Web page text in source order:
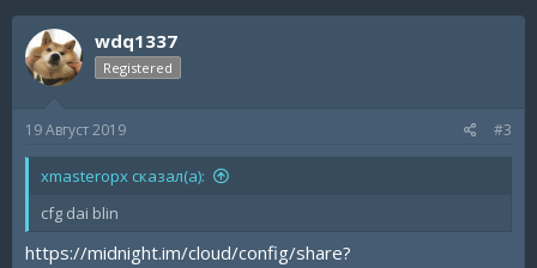
wdq1337
Registered
19 Август 2019 #3
xmasteropx сказал(а):
cfg dai blin
https://midnight.im/cloud/config/share?